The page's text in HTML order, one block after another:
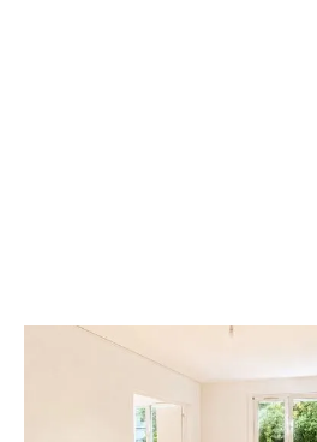
NANTES 44
, 4 pièces